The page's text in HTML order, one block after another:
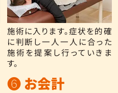
施術に入ります。症状を的確
に判断し一人一人に合った
施術を提案し行っていきま
す。
❻ お会計